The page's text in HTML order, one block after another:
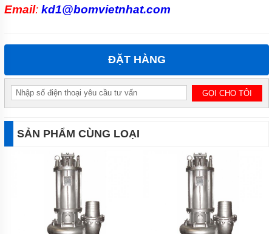
Email: kd1@bomvietnhat.com
ĐẶT HÀNG
SẢN PHẨM CÙNG LOẠI